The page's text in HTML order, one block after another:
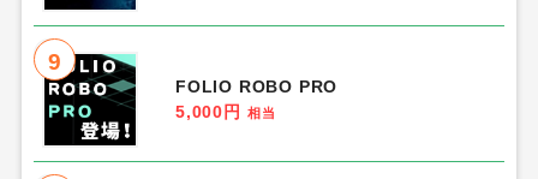
9
FOLIO ROBO PRO
5,000円
相当